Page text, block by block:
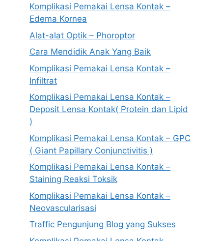
Komplikasi Pemakai Lensa Kontak –
Edema Kornea
Alat-alat Optik – Phoroptor
Cara Mendidik Anak Yang Baik
Komplikasi Pemakai Lensa Kontak –
Infiltrat
Komplikasi Pemakai Lensa Kontak –
Deposit Lensa Kontak( Protein dan Lipid
)
Komplikasi Pemakai Lensa Kontak – GPC
( Giant Papillary Conjunctivitis )
Komplikasi Pemakai Lensa Kontak –
Staining Reaksi Toksik
Komplikasi Pemakai Lensa Kontak –
Neovascularisasi
Traffic Pengunjung Blog yang Sukses